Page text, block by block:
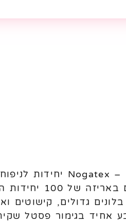
מתאימים
אחיד בגימור פסטל